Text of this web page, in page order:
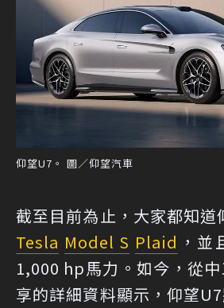
仰望U7。 圖／仰望汽車
截至目前為止，大家都知道
Tesla Model S Plaid ，
1,000 hp馬力。如今，從
享的詳細資料顯示，仰望